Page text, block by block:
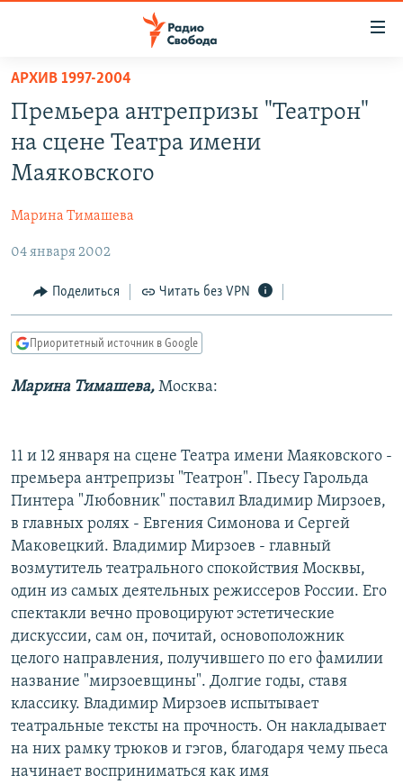
упрощенного
доступа
основному
Вернутся
навигации
Вернутся
поиску
ПОДКАСТЫ
АВТОРСКИЕ ПРОЕКТЫ
МНЕНИЯ
КУЛЬТУРА
IDEL.РЕАЛИИ
СЕВЕР.РЕАЛИИ
СИБИРЬ.РЕАЛИИ
ПОДПИШИТЕСЬ НА РАССЫЛКУ
СОЦИАЛЬНЫЕ СЕТИ
Все сайты РСЕ/РС
АРХИВ 1997-2004
Премьера антрепризы "Театрон"
на сцене Театра имени
Маяковского
Марина Тимашева
04 января 2002
Поделиться Читать без VPN
Приоритетный источник в Google
Марина Тимашева, Москва:
11 и 12 января на сцене Театра имени Маяковского -
премьера антрепризы "Театрон". Пьесу Гарольда
Пинтера "Любовник" поставил Владимир Мирзоев,
в главных ролях - Евгения Симонова и Сергей
Маковецкий. Владимир Мирзоев - главный
возмутитель театрального спокойствия Москвы,
один из самых деятельных режиссеров России. Его
спектакли вечно провоцируют эстетические
дискуссии, сам он, почитай, основоположник
целого направления, получившего по его фамилии
название "мирзоевщины". Долгие годы, ставя
классику. Владимир Мирзоев испытывает
театральные тексты на прочность. Он накладывает
на них рамку трюков и гэгов, благодаря чему пьеса
начинает восприниматься как имя